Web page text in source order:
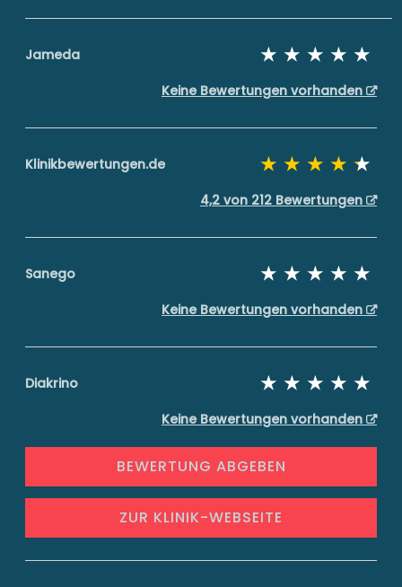
Jameda
Keine Bewertungen vorhanden
Klinikbewertungen.de
4,2 von 212 Bewertungen
Sanego
Keine Bewertungen vorhanden
Diakrino
Keine Bewertungen vorhanden
BEWERTUNG ABGEBEN
ZUR KLINIK-WEBSEITE